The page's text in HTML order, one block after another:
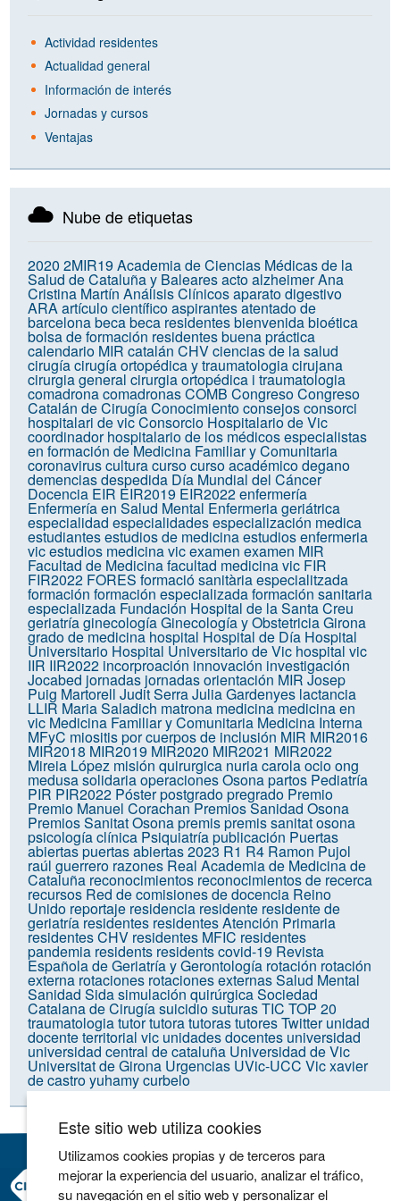
Actividad residentes
Actualidad general
Información de interés
Jornadas y cursos
Ventajas
Nube de etiquetas
2020 2MIR19 Academia de Ciencias Médicas de la
Salud de Cataluña y BalearesactoalzheimerAna
Cristina Martín Análisis Clínicosaparato digestivo
ARAartículo científicoaspirantesatentado de
barcelonabecabeca residentesbienvenidabioética
bolsa de formación residentesbuena práctica
calendario MIR catalán CHVciencias de la salud
cirugíacirugía ortopédica y traumatologiacirujana
cirurgia general cirurgia ortopédica i traumatologia
comadronacomadronasCOMB CongresoCongreso
Catalán de CirugíaConocimientoconsejosconsorci
hospitalari de vicConsorcio Hospitalario de Vic
coordinador hospitalario de los médicos especialistas
en formación de Medicina Familiar y Comunitaria
coronavirusculturacursocurso académicodegano
demenciasdespedida Día Mundial del Cáncer
Docencia EIR EIR2019 EIR2022enfermería
Enfermería en Salud Mental Enfermeria geriátrica
especialidad especialidadesespecialización medica
estudiantesestudios de medicinaestudios enfermeria
vicestudios medicina vicexamen examen MIR
Facultad de Medicinafacultad medicina vic FIR
FIR2022 FORES formació sanitària especialitzada
formación formación especializadaformación sanitaria
especializada Fundación Hospital de la Santa Creu
geriatríaginecologíaGinecología y ObstetriciaGirona
grado de medicina hospital Hospital de Día Hospital
Universitario Hospital Universitario de Vic hospital vic
IIR IIR2022 incorproación innovación investigación
Jocabed jornadas jornadas orientación MIR Josep
Puig Martorell Judit SerraJulia Gardenyes lactancia
LLIR Maria Saladich matrona medicina medicina en
vic Medicina Familiar y Comunitaria Medicina Interna
MFyC miositis por cuerpos de inclusión MIR MIR2016
MIR2018 MIR2019 MIR2020 MIR2021 MIR2022
Mireia López misión quirurgica nuria carolaocioong
medusa solidariaoperacionesOsonapartos Pediatría
PIR PIR2022 Pósterpostgradopregrado Premio
Premio Manuel Corachan Premios Sanidad Osona
Premios Sanitat Osonapremispremis sanitat osona
psicología clínica Psiquiatríapublicación Puertas
abiertaspuertas abiertas 2023 R1 R4 Ramon Pujol
raúl guerrero razones Real Academia de Medicina de
Cataluña reconocimientos reconocimientos de recerca
recursos Red de comisiones de docencia Reino
Unido reportaje residencia residente residente de
geriatríaresidentes residentes Atención Primaria
residentes CHV residentes MFIC residentes
pandemia residents residents covid-19 Revista
Española de Geriatría y Gerontología rotación rotación
externa rotaciones rotaciones externasSalud Mental
Sanidad Sidasimulación quirúrgicaSociedad
Catalana de CirugíasuicidiosuturasTIC TOP 20
traumatologiatutortutoratutorastutoresTwitter unidad
docente territorial vic unidades docentes universidad
universidad central de cataluña Universidad de Vic
Universitat de Girona Urgencias UVic-UCC Vicxavier
de castroyuhamy curbelo
Consorci Hospitalari de Vic
Este sitio web utiliza cookies
Utilizamos cookies propias y de terceros para
mejorar la experiencia del usuario, analizar el tráfico,
su navegación en el sitio web y personalizar el